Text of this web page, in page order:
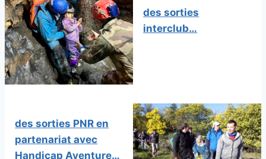
des sorties
interclub…
des sorties PNR en
partenariat avec
Handicap Aventure…